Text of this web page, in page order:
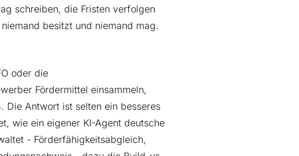
schreiben, die Fristen verfolgen
besitzt und niemand mag.
oder die
Fördermittel einsammeln,
Die Antwort ist selten ein besseres
wie ein eigener KI-Agent deutsche
- Förderfähigkeitsabgleich,